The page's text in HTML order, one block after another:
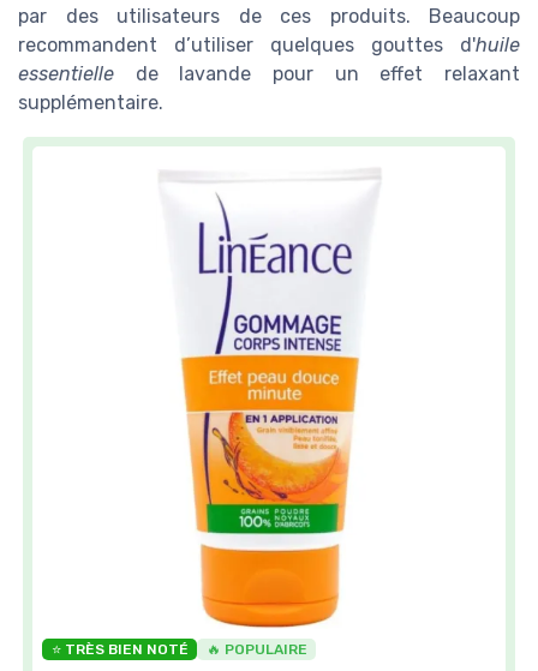
par des utilisateurs de ces produits. Beaucoup
recommandent d’utiliser quelques gouttes d'huile
essentielle de lavande pour un effet relaxant
supplémentaire.
⭐ TRÈS BIEN NOTÉ 🔥 POPULAIRE